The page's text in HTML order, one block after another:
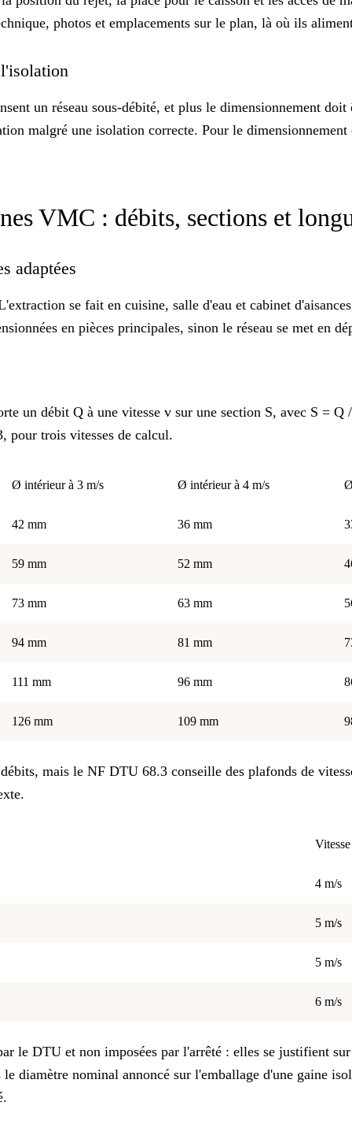
photos et emplacements sur le plan, là où ils
un réseau sous-débité, et plus le dimensionnement
malgré une isolation correcte. Pour le
VMC : débits, sections et
adaptées
se fait en cuisine, salle d'eau et cabinet
en pièces principales, sinon le réseau se met en
un débit Q à une vitesse v sur une section S, avec S =
pour trois vitesses de calcul.
Ø intérieur à 3 m/s Ø intérieur à 4 m/s
42 mm 36 mm
59 mm 52 mm
73 mm 63 mm
94 mm 81 mm
111 mm 96 mm
126 mm 109 mm
mais le NF DTU 68.3 conseille des plafonds de
4 m/s
5 m/s
5 m/s
6 m/s
le DTU et non imposées par l'arrêté : elles se justifient
diamètre nominal annoncé sur l'emballage d'une gaine
.